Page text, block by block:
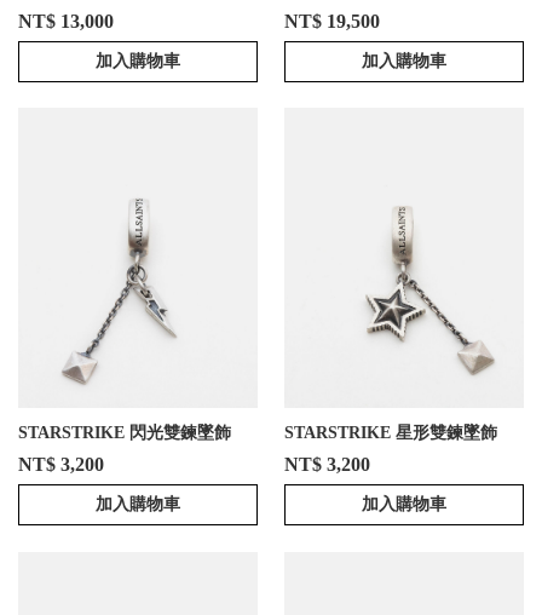
NT$ 13,000
加入購物車
NT$ 19,500
加入購物車
STARSTRIKE 閃光雙鍊墜飾
NT$ 3,200
加入購物車
STARSTRIKE 星形雙鍊墜飾
NT$ 3,200
加入購物車